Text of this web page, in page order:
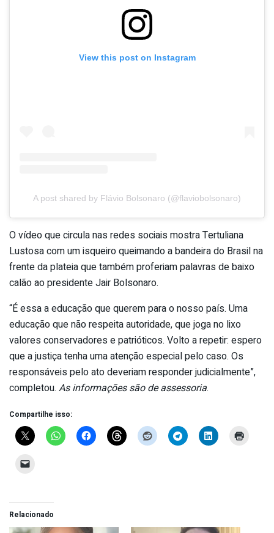
View this post on Instagram
A post shared by Flávio Bolsonaro (@flaviobolsonaro)
O vídeo que circula nas redes sociais mostra Tertuliana
Lustosa com um isqueiro queimando a bandeira do Brasil na
frente da plateia que também proferiam palavras de baixo
calão ao presidente Jair Bolsonaro.
“É essa a educação que querem para o nosso país. Uma
educação que não respeita autoridade, que joga no lixo
valores conservadores e patrióticos. Volto a repetir: espero
que a justiça tenha uma atenção especial pelo caso. Os
responsáveis pelo ato deveriam responder judicialmente”,
completou. As informações são de assessoria.
Compartilhe isso:
Relacionado